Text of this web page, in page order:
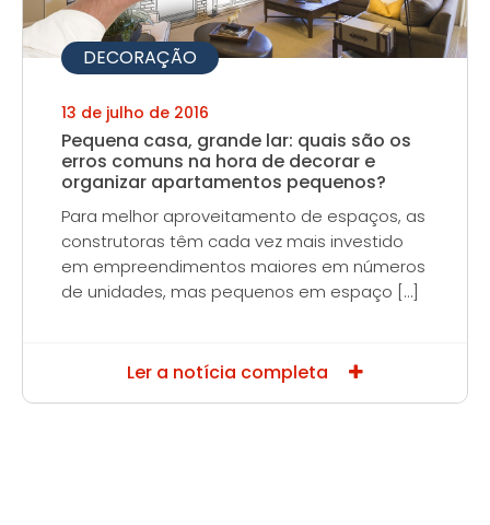
DECORAÇÃO
13 de julho de 2016
Pequena casa, grande lar: quais são os
erros comuns na hora de decorar e
organizar apartamentos pequenos?
Para melhor aproveitamento de espaços, as
construtoras têm cada vez mais investido
em empreendimentos maiores em números
de unidades, mas pequenos em espaço […]
Ler a notícia completa